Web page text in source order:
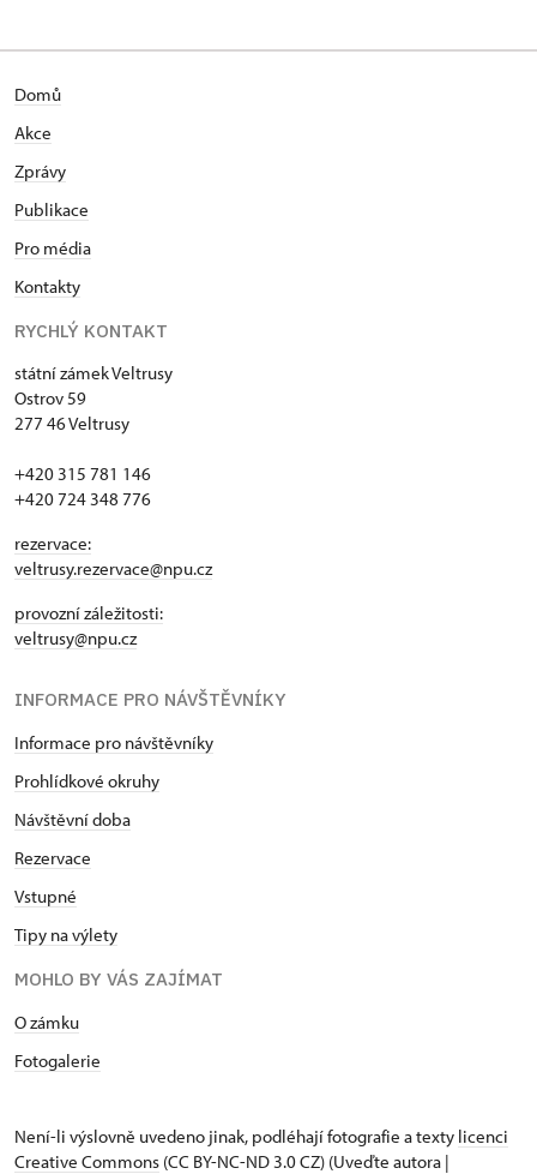
Domů
Akce
Zprávy
Publikace
Pro média
Kontakty
RYCHLÝ KONTAKT
státní zámek Veltrusy
Ostrov 59
277 46 Veltrusy
+420 315 781 146
+420 724 348 776
rezervace:
veltrusy.rezervace@npu.cz
provozní záležitosti:
veltrusy@npu.cz
INFORMACE PRO NÁVŠTĚVNÍKY
Informace pro návštěvníky
Prohlídkové okruhy
Návštěvní doba
Rezervace
Vstupné
Tipy na výlety
MOHLO BY VÁS ZAJÍMAT
O zámku
Fotogalerie
Není-li výslovně uvedeno jinak, podléhají fotografie a texty licenci
Creative Commons (CC BY-NC-ND 3.0 CZ) (Uveďte autora |